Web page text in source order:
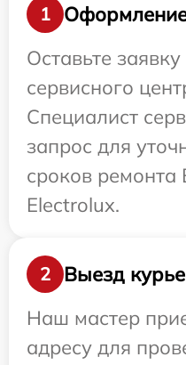
1
Оставьте
сервисного
Специалист
запрос для
сроков ремонта
Electrolux.
2
Выезд
Наш мастер
адресу для